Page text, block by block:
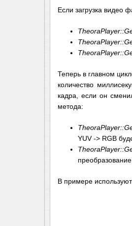
Если загрузка видео
Теперь в главном
количество
кадра, если он
метода:
YUV -> RGB
В примере